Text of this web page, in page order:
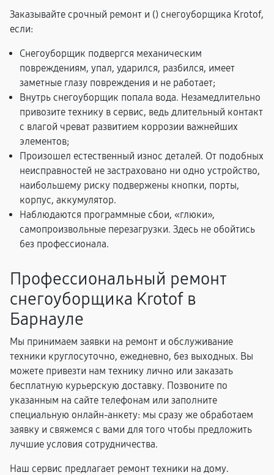
Заказывайте срочный ремонт и () снегоуборщика Krotof,
если:
Снегоуборщик подвергся механическим
повреждениям, упал, ударился, разбился, имеет
заметные глазу повреждения и не работает;
Внутрь снегоуборщик попала вода. Незамедлительно
привозите технику в сервис, ведь длительный контакт
с влагой чреват развитием коррозии важнейших
элементов;
Произошел естественный износ деталей. От подобных
неисправностей не застраховано ни одно устройство,
наибольшему риску подвержены кнопки, порты,
корпус, аккумулятор.
Наблюдаются программные сбои, «глюки»,
самопроизвольные перезагрузки. Здесь не обойтись
без профессионала.
Профессиональный ремонт
снегоуборщика Krotof в
Барнауле
Мы принимаем заявки на ремонт и обслуживание
техники круглосуточно, ежедневно, без выходных. Вы
можете привезти нам технику лично или заказать
бесплатную курьерскую доставку. Позвоните по
указанным на сайте телефонам или заполните
специальную онлайн-анкету: мы сразу же обработаем
заявку и свяжемся с вами для того чтобы предложить
лучшие условия сотрудничества.
Наш сервис предлагает ремонт техники на дому.